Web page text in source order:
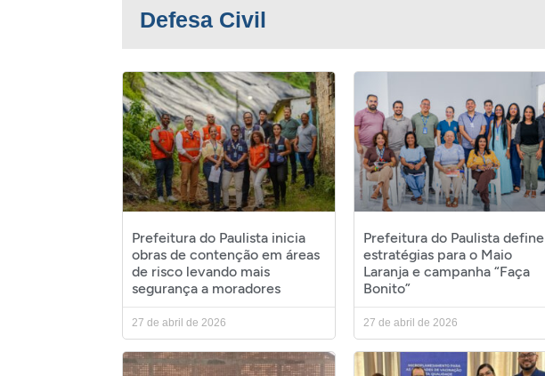
Defesa Civil
Prefeitura do Paulista inicia
obras de contenção em áreas
de risco levando mais
segurança a moradores
27 de abril de 2026
Prefeitura do Paulista define
estratégias para o Maio
Laranja e campanha “Faça
Bonito”
27 de abril de 2026